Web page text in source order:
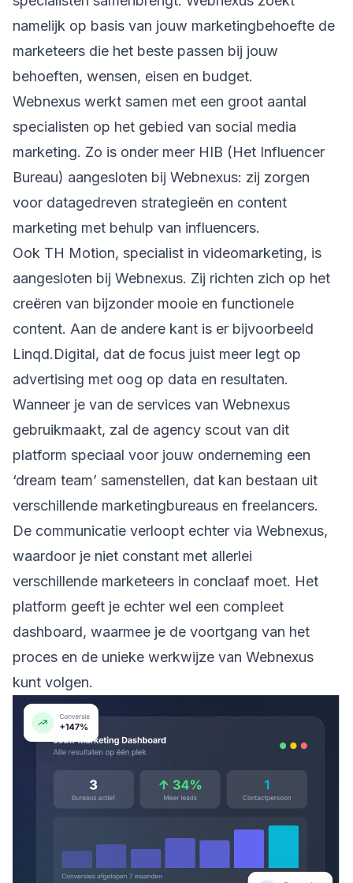
namelijk op basis van jouw marketingbehoefte de
marketeers die het beste passen bij jouw
behoeften, wensen, eisen en budget.
Webnexus werkt samen met een groot aantal
specialisten op het gebied van social media
marketing. Zo is onder meer HIB (Het Influencer
Bureau) aangesloten bij Webnexus: zij zorgen
voor datagedreven strategieën en content
marketing met behulp van influencers.
Ook TH Motion, specialist in videomarketing, is
aangesloten bij Webnexus. Zij richten zich op het
creëren van bijzonder mooie en functionele
content. Aan de andere kant is er bijvoorbeeld
Linqd.Digital, dat de focus juist meer legt op
advertising met oog op data en resultaten.
Wanneer je van de services van Webnexus
gebruikmaakt, zal de agency scout van dit
platform speciaal voor jouw onderneming een
‘dream team’ samenstellen, dat kan bestaan uit
verschillende marketingbureaus en freelancers.
De communicatie verloopt echter via Webnexus,
waardoor je niet constant met allerlei
verschillende marketeers in conclaaf moet. Het
platform geeft je echter wel een compleet
dashboard, waarmee je de voortgang van het
proces en de unieke werkwijze van Webnexus
kunt volgen.